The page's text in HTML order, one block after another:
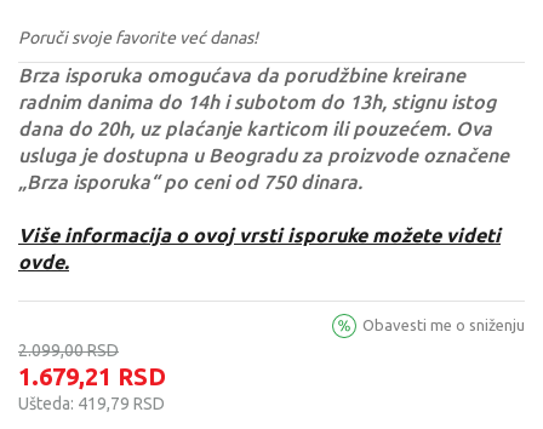
Poruči svoje favorite već danas!
Brza isporuka omogućava da porudžbine kreirane
radnim danima do 14h i subotom do 13h, stignu istog
dana do 20h, uz plaćanje karticom ili pouzećem. Ova
usluga je dostupna u Beogradu za proizvode označene
„Brza isporuka“ po ceni od 750 dinara.
Više informacija o ovoj vrsti isporuke možete videti
ovde.
2.099,00RSD
1.679,21 RSD
Ušteda: 419,79 RSD
Obavesti me o sniženju